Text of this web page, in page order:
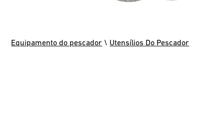
Equipamento do pescador \ Utensílios Do Pescador